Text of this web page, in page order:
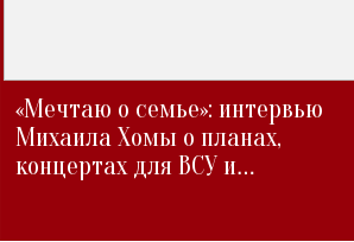
«Мечтаю о семье»: интервью
Михаила Хомы о планах,
концертах для ВСУ и